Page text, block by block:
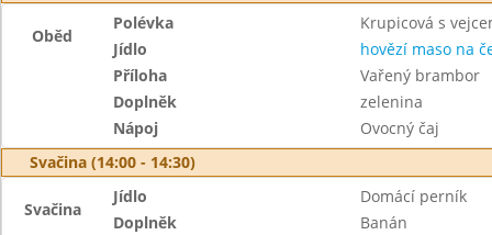
Oběd
Polévka
Krupicová s
Jídlo
hovězí maso na
Příloha
Vařený brambor
Doplněk
zelenina
Nápoj
Ovocný čaj
Svačina (14:00 - 14:30)
Svačina
Jídlo
Domácí perník
Doplněk
Banán